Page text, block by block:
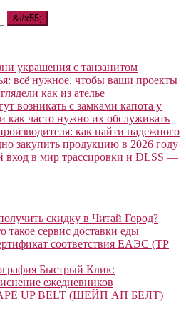
украшения с танзанитом
всё нужное, чтобы ваши проекты
как из ателье
возникать с замками капота у
как часто нужно их обслуживать
как найти надежного
закупить продукцию в 2026 году
вход в мир трассировки и DLSS —
скидку в Читай Город?
такое сервис доставки еды
соответствия ЕАЭС (ТР
Быстрый Клик:
ежедневников
UP BELT (ШЕЙП АП БЕЛТ)